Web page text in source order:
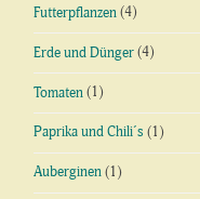
Futterpflanzen (4)
Erde und Dünger (4)
Tomaten (1)
Paprika und Chili´s (1)
Auberginen (1)